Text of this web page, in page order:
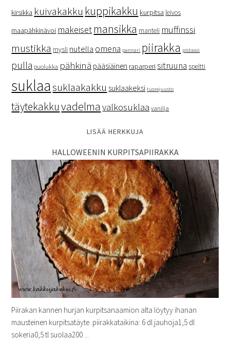
kirsikka kuivakakku kuppikakku kurpitsa leivos
maapähkinävoi makeiset mansikka manteli muffinssi
mustikka mysli nutella omena pannari piirakka pistaasi
pulla puolukka pähkinä pääsiäinen raparperi sitruuna speltti
suklaa suklaakakku suklaakeksi tuorejuusto
täytekakkuvadelma valkosuklaa vanilja
LISÄÄ HERKKUJA
HALLOWEENIN KURPITSAPIIRAKKA
Piirakan kannen hurjan kurpitsanaamion alta löytyy ihanan
mausteinen kurpitsatäyte. piirakkataikina: 6 dl jauhoja1,5 dl
sokeria0,5 tl suolaa200 ...